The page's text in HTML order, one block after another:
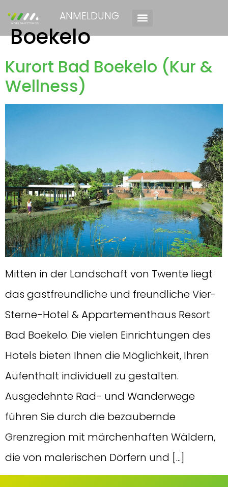
ANMELDUNG
Boekelo
Kurort Bad Boekelo (Kur &
Wellness)
Mitten in der Landschaft von Twente liegt
das gastfreundliche und freundliche Vier-
Sterne-Hotel & Appartementhaus Resort
Bad Boekelo. Die vielen Einrichtungen des
Hotels bieten Ihnen die Möglichkeit, Ihren
Aufenthalt individuell zu gestalten.
Ausgedehnte Rad- und Wanderwege
führen Sie durch die bezaubernde
Grenzregion mit märchenhaften Wäldern,
die von malerischen Dörfern und [...]